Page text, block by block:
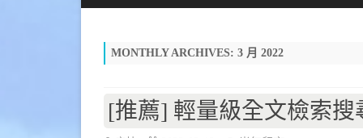
MONTHLY ARCHIVES: 3 月 2022
[推薦] 輕量級全文檢索搜